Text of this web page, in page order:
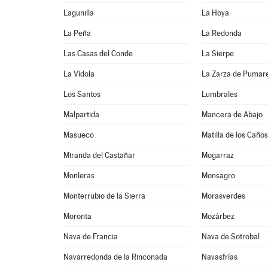
Lagunilla La Hoya
La Peña La Redonda
Las Casas del Conde La Sierpe
La Vídola La Zarza de
Los Santos Lumbrales
Malpartida Mancera de Abajo
Masueco Matilla de los
Miranda del Castañar Mogarraz
Monleras Monsagro
Monterrubio de la Sierra Morasverdes
Moronta Mozárbez
Nava de Francia Nava de Sotrobal
Navarredonda de la Rinconada Navasfrías